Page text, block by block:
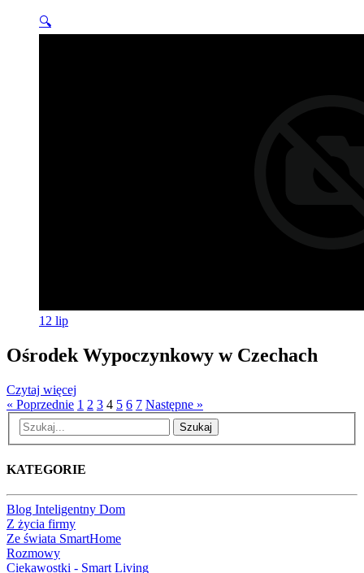
🔍
12 lip
Ośrodek Wypoczynkowy w Czechach
Czytaj więcej
« Poprzednie 1 2 3 4 5 6 7 Następne »
Szukaj
KATEGORIE
Blog Inteligentny Dom
Z życia firmy
Ze świata SmartHome
Rozmowy
Ciekawostki - Smart Living